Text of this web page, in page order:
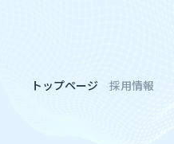
トップページ 採用情報